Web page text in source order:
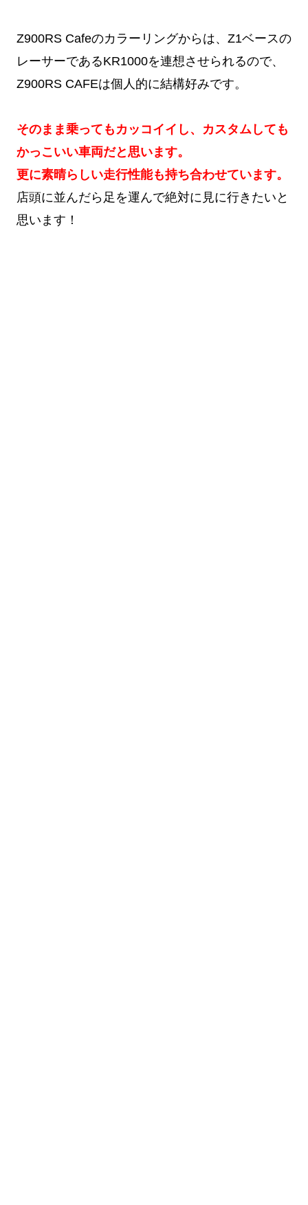
Z900RS Cafeのカラーリングからは、Z1ベースの
レーサーであるKR1000を連想させられるので、
Z900RS CAFEは個人的に結構好みです。
そのまま乗ってもカッコイイし、カスタムしても
かっこいい車両だと思います。
更に素晴らしい走行性能も持ち合わせています。
店頭に並んだら足を運んで絶対に見に行きたいと
思います！